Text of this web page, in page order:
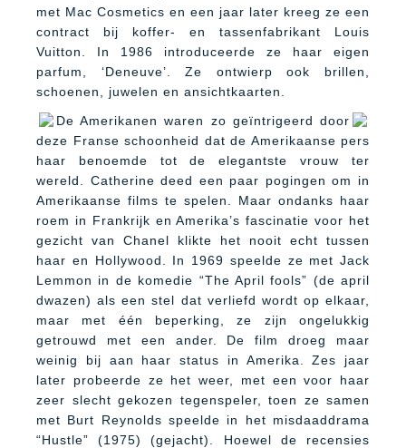
met Mac Cosmetics en een jaar later kreeg ze een
contract bij koffer- en tassenfabrikant Louis
Vuitton. In 1986 introduceerde ze haar eigen
parfum, ‘Deneuve’. Ze ontwierp ook brillen,
schoenen, juwelen en ansichtkaarten.
De Amerikanen waren zo geïntrigeerd door
deze Franse schoonheid dat de Amerikaanse pers
haar benoemde tot de elegantste vrouw ter
wereld. Catherine deed een paar pogingen om in
Amerikaanse films te spelen. Maar ondanks haar
roem in Frankrijk en Amerika’s fascinatie voor het
gezicht van Chanel klikte het nooit echt tussen
haar en Hollywood. In 1969 speelde ze met Jack
Lemmon in de komedie “The April fools” (de april
dwazen) als een stel dat verliefd wordt op elkaar,
maar met één beperking, ze zijn ongelukkig
getrouwd met een ander. De film droeg maar
weinig bij aan haar status in Amerika. Zes jaar
later probeerde ze het weer, met een voor haar
zeer slecht gekozen tegenspeler, toen ze samen
met Burt Reynolds speelde in het misdaaddrama
“Hustle” (1975) (gejacht). Hoewel de recensies